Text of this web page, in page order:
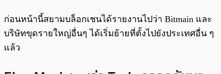
ก่อนหน้านี้สยามบล็อกเชนได้รายงานไปว่า Bitmain และ
บริษัทขุดรายใหญ่อื่นๆ ได้เริ่มย้ายที่ตั้งไปยังประเทศอื่น ๆ
แล้ว